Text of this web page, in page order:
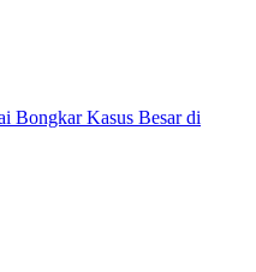
Bongkar Kasus Besar di